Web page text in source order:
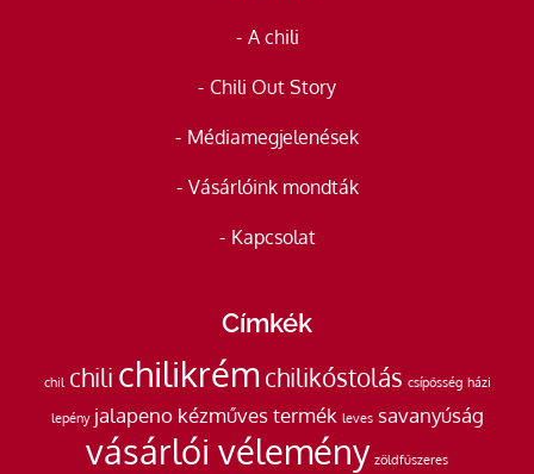
A chili
Chili Out Story
Médiamegjelenések
Vásárlóink mondták
Kapcsolat
Címkék
chil chili chilikrém chilikóstolás csípősség házi
lepény jalapeno kézműves termék leves savanyúság
vásárlói vélemény zöldfűszeres